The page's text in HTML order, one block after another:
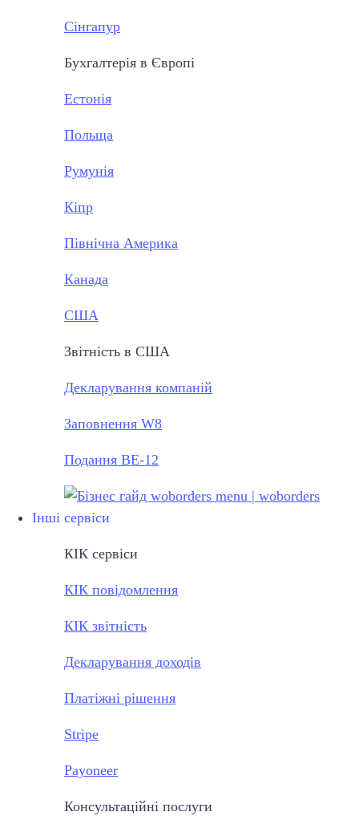
Сінгапур
Бухгалтерія в Європі
Естонія
Польща
Румунія
Кіпр
Північна Америка
Канада
США
Звітність в США
Декларування компаній
Заповнення W8
Подання BE-12
Інші сервіси
КІК сервіси
КІК повідомлення
КІК звітність
Декларування доходів
Платіжні рішення
Stripe
Payoneer
Консультаційні послуги